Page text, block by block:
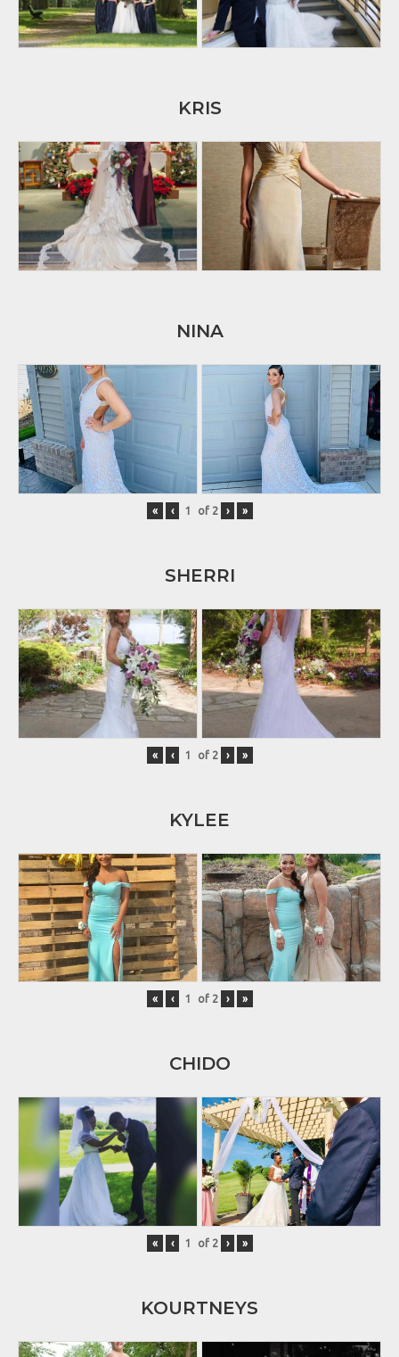
KRIS
NINA
« ‹ of 2 › »
SHERRI
« ‹ of 2 › »
KYLEE
« ‹ of 2 › »
CHIDO
« ‹ of 2 › »
KOURTNEYS